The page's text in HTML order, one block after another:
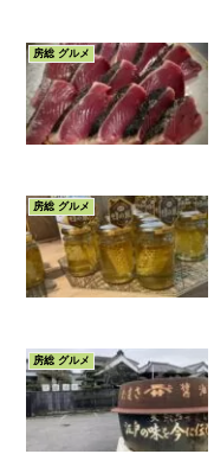
房総 グルメ
房総 グルメ
房総 グルメ